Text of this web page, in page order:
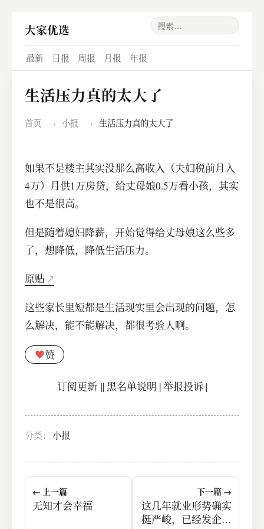
大家优选
最新 日报 周报 月报 年报
生活压力真的太大了
首页 › 小报 › 生活压力真的太大了
如果不是楼主其实没那么高收入（夫妇税前月入
4万）月供1万房贷，给丈母娘0.5万看小孩，其实
也不是很高。
但是随着媳妇降薪，开始觉得给丈母娘这么些多
了，想降低，降低生活压力。
原贴
这些家长里短都是生活现实里会出现的问题，怎
么解决，能不能解决，都很考验人啊。
♥赞
订阅更新||黑名单说明 |举报投诉 |
分类： 小报
← 上一篇
无知才会幸福
下一篇 →
这几年就业形势确实
挺严峻，已经发企业